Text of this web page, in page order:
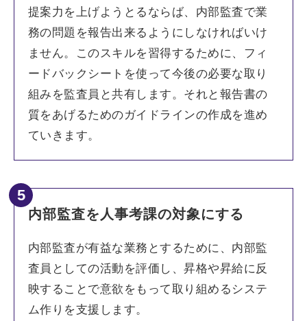
提案力を上げようとるならば、内部監査で業
務の問題を報告出来るようにしなければいけ
ません。このスキルを習得するために、フィ
ードバックシートを使って今後の必要な取り
組みを監査員と共有します。それと報告書の
質をあげるためのガイドラインの作成を進め
ていきます。
5
内部監査を人事考課の対象にする
内部監査が有益な業務とするために、内部監
査員としての活動を評価し、昇格や昇給に反
映することで意欲をもって取り組めるシステ
ム作りを支援します。